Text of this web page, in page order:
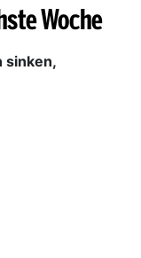
Woche
sinken,